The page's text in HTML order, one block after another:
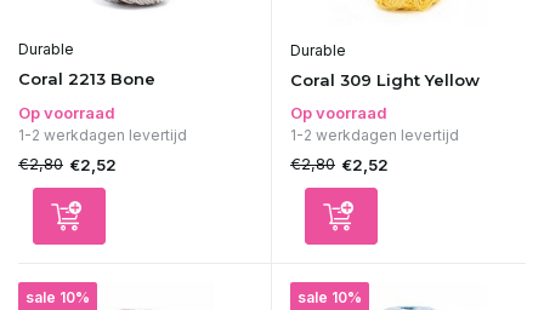
Durable
Coral 2213 Bone
Op voorraad
1-2 werkdagen levertijd
€2,80 €2,52
Durable
Coral 309 Light Yellow
Op voorraad
1-2 werkdagen levertijd
€2,80 €2,52
sale 10% sale 10%